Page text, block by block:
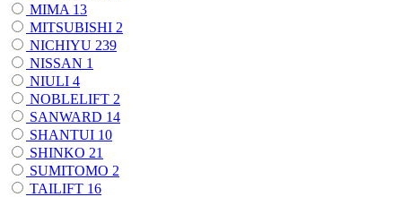
MIMA 13
MITSUBISHI 2
NICHIYU 239
NISSAN 1
NIULI 4
NOBLELIFT 2
SANWARD 14
SHANTUI 10
SHINKO 21
SUMITOMO 2
TAILIFT 16